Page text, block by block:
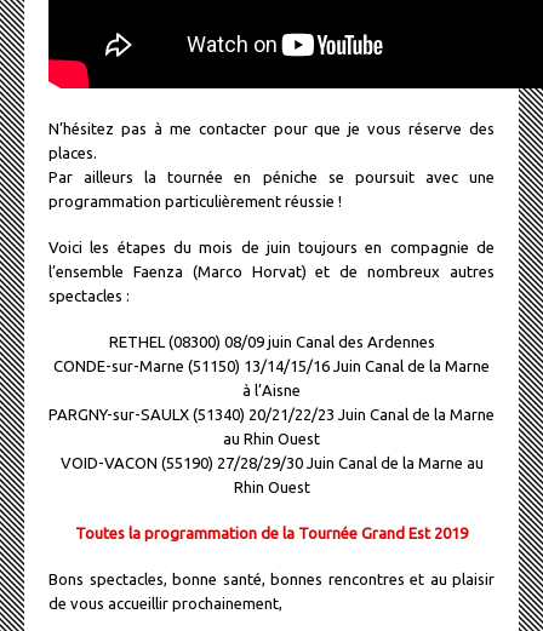
N’hésitez pas à me contacter pour que je vous réserve des
places.
Par ailleurs la tournée en péniche se poursuit avec une
programmation particulièrement réussie !
Voici les étapes du mois de juin toujours en compagnie de
l’ensemble Faenza (Marco Horvat) et de nombreux autres
spectacles :
RETHEL (08300) 08/09 juin Canal des Ardennes
CONDE-sur-Marne (51150) 13/14/15/16 Juin Canal de la Marne
à l’Aisne
PARGNY-sur-SAULX (51340) 20/21/22/23 Juin Canal de la Marne
au Rhin Ouest
VOID-VACON (55190) 27/28/29/30 Juin Canal de la Marne au
Rhin Ouest
Toutes la programmation de la Tournée Grand Est 2019
Bons spectacles, bonne santé, bonnes rencontres et au plaisir
de vous accueillir prochainement,